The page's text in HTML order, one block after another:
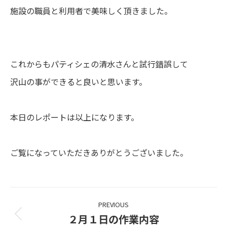
施設の職員と利用者で美味しく頂きました。
これからもパティシェの清水さんと試行錯誤して
沢山の事ができると良いと思います。
本日のレポートは以上になります。
ご覧になっていただきありがとうございました。
navigation
PREVIOUS
Previous
２月１日の作業内容